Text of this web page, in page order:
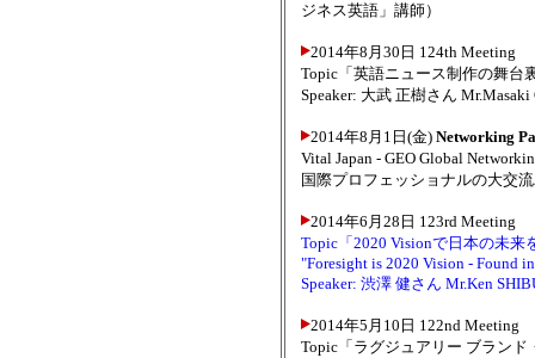
ジネス英語」講師）
2014年8月30日 124th Meeting
Topic「英語ニュース制作の舞台
Speaker: 大武 正樹さん
2014年8月1日(金) Networking
Vital Japan - GEO Global
国際プロフェッショナルの大交
2014年6月28日 123rd Meeting
Topic「2020 Visionで日本の未
"Foresight is 2020 Vision - Found
Speaker: 渋澤 健さん Mr.Ken
2014年5月10日 122nd Meeting
Topic「ラグジュアリー ブラン